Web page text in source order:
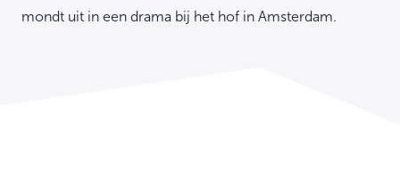
mondt uit in een drama bij het hof in Amsterdam.